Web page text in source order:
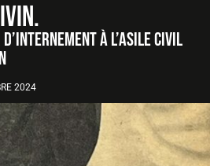
à l’Asile Civil
2024